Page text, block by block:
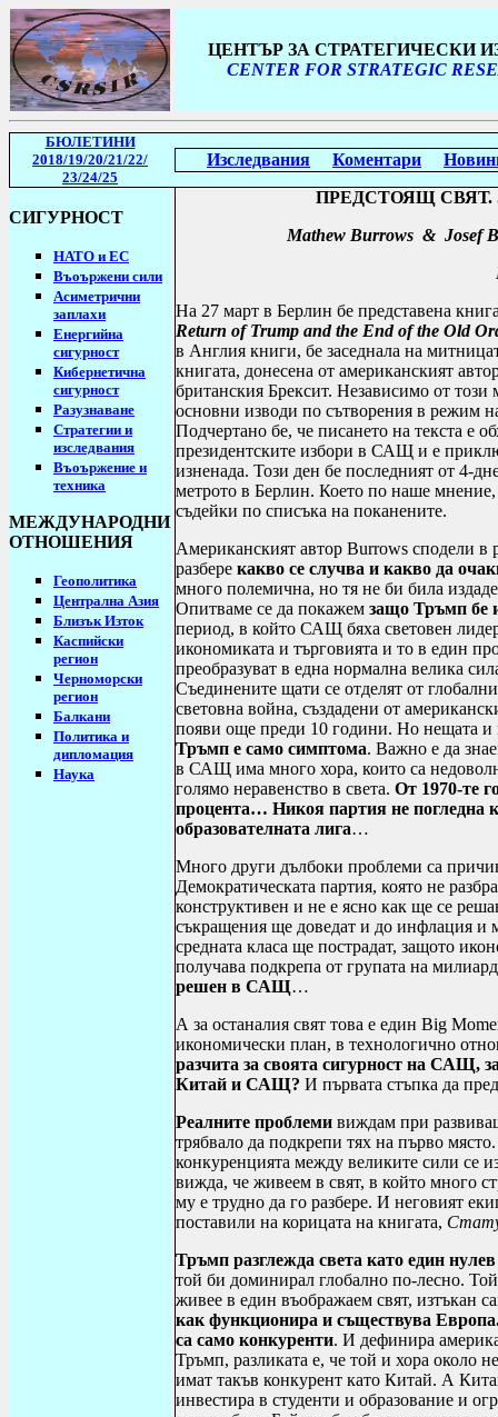
ЦЕНТЪР ЗА СТРАТЕГИЧЕСКИ
CENTER FOR STRATEGIC
БЮЛЕТИНИ
2018/19/20/21/22/
23/24/25
Изследвания Коментари
СИГУРНОСТ
НАТО и ЕС
Въоържени сили
Асиметрични
заплахи
Енергийна
сигурност
Кибернетична
сигурност
Разузнаване
Стратегии и
изследвания
Въоържение и
техника
МЕЖДУНАРОДНИ
ОТНОШЕНИЯ
Геополитика
Централна Азия
Близък Изток
Каспийски
регион
Черноморски
регион
Балкани
Политика и
дипломация
Наука
ПРЕДСТОЯЩ СВЯТ.
Mathew Burrows & Josef
На 27 март в Берлин бе представена
Return of Trump and the End of the Old
в Англия книги, бе заседнала на
книгата, донесена от американският
британския Брексит. Независимо от този
основни изводи по сътворения в режим
Подчертано бе, че писането на текста е
президентските избори в САЩ и е
изненада. Този ден бе последният от 4-
метрото в Берлин. Което по наше
съдейки по списъка на поканените.
Американският автор Burrows сподели в
разбере какво се случва и какво да
много полемична, но тя не би била
Опитваме се да покажем защо Тръмп бе
период, в който САЩ бяха световен
икономиката и търговията и то в един
преобразуват в една нормална велика
Съединените щати се отделят от
световна война, създадени от
появи още преди 10 години. Но нещата
Тръмп е само симптома. Важно е да
в САЩ има много хора, които са
голямо неравенство в света. От 1970-те
процента… Никоя партия не погледна
образователната лига…
Много други дълбоки проблеми са
Демократическата партия, която не
конструктивен и не е ясно как ще се
съкращения ще доведат и до инфлация и
средната класа ще пострадат, защото
получава подкрепа от групата на
решен в САЩ…
А за останалия свят това е един Big
икономически план, в технологично
разчита за своята сигурност на САЩ,
Китай и САЩ? И първата стъпка да
Реалните проблеми виждам при
трябвало да подкрепи тях на първо
конкуренцията между великите сили се
вижда, че живеем в свят, в който много
му е трудно да го разбере. И неговият
поставили на корицата на книгата,
Тръмп разглежда света като един нулев
той би доминирал глобално по-лесно.
живее в един въображаем свят, изтъкан
как функционира и съществува
са само конкуренти. И дефинира
Тръмп, разликата е, че той и хора около
имат такъв конкурент като Китай. А
инвестира в студенти и образование и